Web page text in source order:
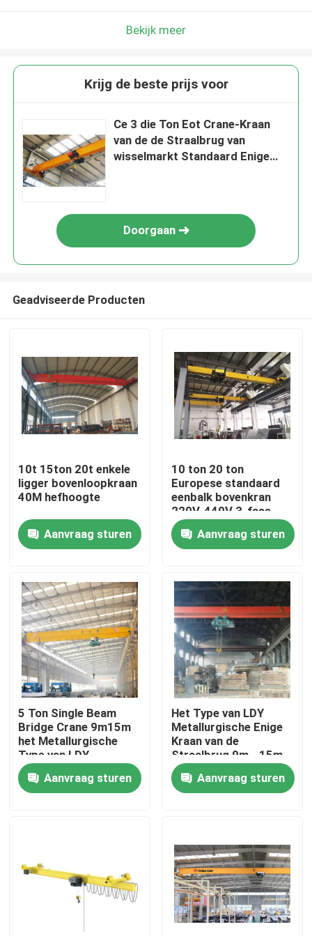
Thuis
Over ons
Fabrieksreis
Kwaliteitscontrole
Contacteer ons
Bovenloopkraan
Enkele ligger bovenloopkraan
De dubbele Kraan van de Balkbrug
Bekijk meer
Krijg de beste prijs voor
Ce 3 die Ton Eot Crane-Kraan
van de de Straalbrug van
wisselmarkt Standaard Enige
Doorgaan
Geadviseerde Producten
10t 15ton 20t enkele
ligger bovenloopkraan
40M hefhoogte
Aanvraag sturen
10 ton 20 ton
Europese standaard
eenbalk bovenkran
220V-440V 3-fase
Aanvraag sturen
5 Ton Single Beam
Bridge Crane 9m15m
het Metallurgische
Type van LDY
Aanvraag sturen
Het Type van LDY
Metallurgische Enige
Kraan van de
Straalbrug 9m - 15m
10 Ton
Aanvraag sturen